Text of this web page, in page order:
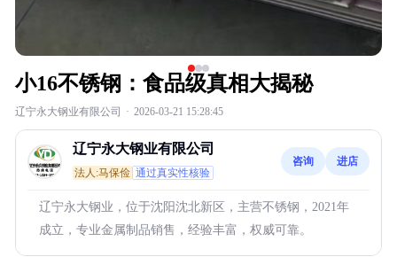
小16不锈钢：食品级真相大揭秘
辽宁永大钢业有限公司 · 2026-03-21 15:28:45
辽宁永大钢业有限公司
法人:马保俭 通过真实性核验
咨询 进店
辽宁永大钢业，位于沈阳沈北新区，主营不锈钢，2021年
成立，专业金属制品销售，经验丰富，权威可靠。